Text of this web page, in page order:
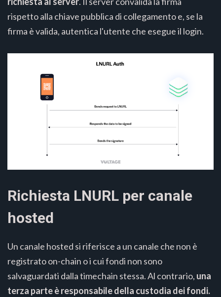
rispetto alla chiave pubblica di collegamento e, se la
firma è valida, autentica l'utente che esegue il login.
Richiesta LNURL per canale
hosted
Un canale hosted si riferisce a un canale che non è
registrato on-chain o i cui fondi non sono
salvaguardati dalla timechain stessa. Al contrario, una
terza parte è responsabile della custodia dei fondi.